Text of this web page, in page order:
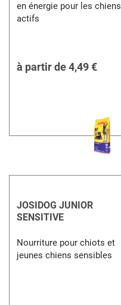
en énergie pour les chiens
actifs
à partir de4,49 €
JOSIDOG JUNIOR
SENSITIVE
Nourriture pour chiots et
jeunes chiens sensibles